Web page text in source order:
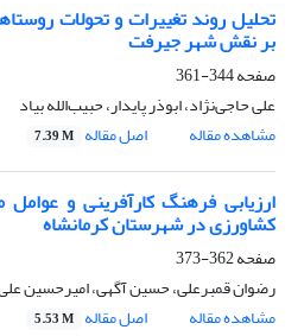
تحلیل روند تغییرات و تحولات
بر نقش شهر جیرفت
صفحه344-361
علی حاجی‌نژاد، ابوذر پایدار، حبیب‌الله بیاد
مشاهده مقاله
اصل مقاله 7.39 M
ارزیابی فرهنگ کارآفرینی و
کشاورزی در شهرستان کرمانشاه
صفحه362-373
رضوان قمبرعلی، حسین آگهی، امیرحسین
مشاهده مقاله
اصل مقاله 5.53 M